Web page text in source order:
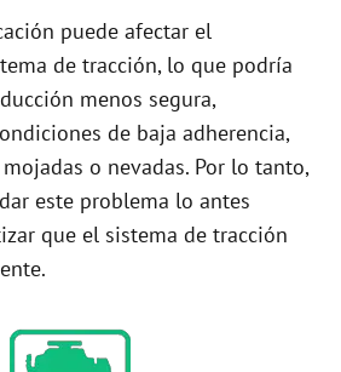
puede afectar el
de tracción, lo que podría
menos segura,
de baja adherencia,
o nevadas. Por lo tanto,
este problema lo antes
que el sistema de tracción